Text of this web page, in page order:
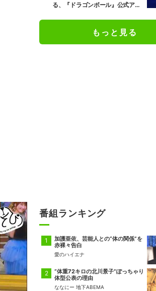
る、『ドラゴンボール』公式アカ
もっと見る
番組ランキング
加護亜依、芸能人との“体の関係”を
赤裸々告白
愛のハイエナ
“体重72キロの北川景子”ぽっちゃり
体型公表の理由
ななにー 地下ABEMA